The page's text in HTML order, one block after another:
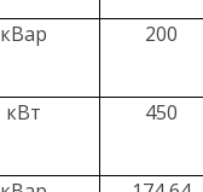
кВар 200
кВт 450